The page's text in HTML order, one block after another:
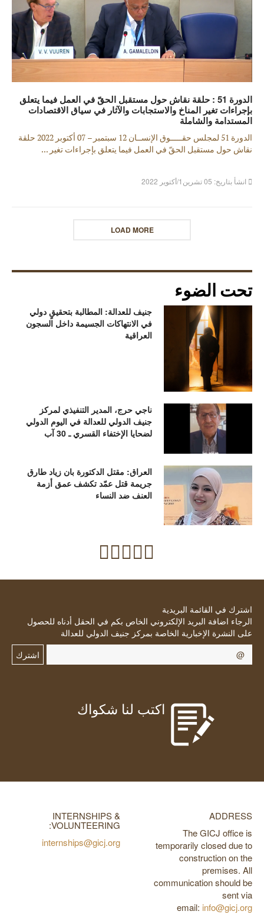
الدورة 51 : حلقة نقاش حول مستقبل الحقّ في العمل فيما يتعلق
بإجراءات تغير المناخ والاستجابات والآثار في سياق الاقتصادات
المستدامة والشاملة
الدورة 51 لمجلس حقـــــوق الإنســان 12 سبتمبر – 07 أكتوبر 2022 حلقة
نقاش حول مستقبل الحقّ في العمل فيما يتعلق بإجراءات تغير ...
انشأ بتاريخ: 05 تشرين1/أكتوير 2022
LOAD MORE
تحت الضوء
جنيف للعدالة: المطالبة بتحقيقٍ دولي
في الانتهاكات الجسيمة داخل السجون
العراقية
ناجي حرج، المدير التنفيذي لمركز
جنيف الدولي للعدالة في اليوم الدولي
لضحايا الإختفاء القسري ـ 30 آب
العراق: مقتل الدكتورة بان زياد طارق
جريمة قتل عمّد تكشف عمق أزمة
العنف ضد النساء
اشترك في القائمة البريدية
الرجاء اضافة البريد الإلكتروني الخاص بكم في الحقل أدناه للحصول
على النشرة الإخبارية الخاصة بمركز جنيف الدولي للعدالة
اشترك
اكتب لنا شكواك
ADDRESS
The GICJ office is
temporarily closed due to
construction on the
premises. All
communication should be
sent via
email: info@gicj.org
INTERNSHIPS &
VOLUNTEERING:
internships@gicj.org